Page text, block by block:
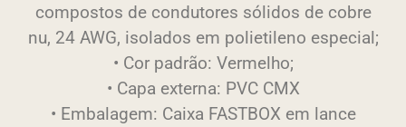
compostos de condutores sólidos de cobre
nu, 24 AWG, isolados em polietileno especial;
• Cor padrão: Vermelho;
• Capa externa: PVC CMX
• Embalagem: Caixa FASTBOX em lance